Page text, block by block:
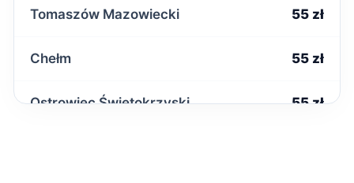
Tomaszów Mazowiecki 55 zł
Chełm 55 zł
Ostrowiec Świętokrzyski 55 zł